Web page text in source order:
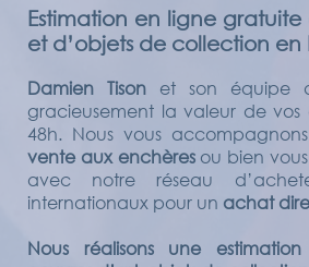
Estimation en ligne
et d’objets de collection en
Damien Tison et son équipe
gracieusement la valeur de vos
48h. Nous vous
vente aux enchèresou bien
avec notre réseau
internationaux pour un achat
Nous réalisons une